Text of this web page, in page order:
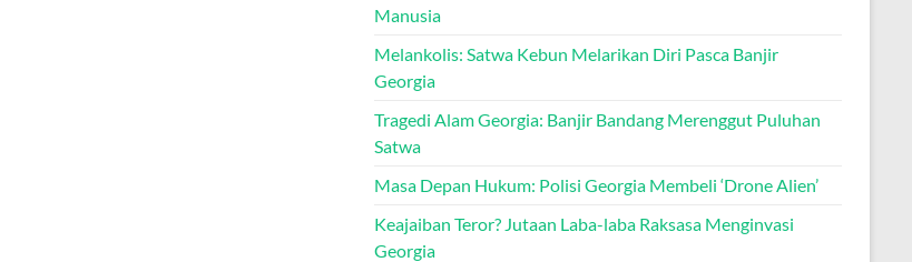
Manusia
Melankolis: Satwa Kebun Melarikan Diri Pasca Banjir
Georgia
Tragedi Alam Georgia: Banjir Bandang Merenggut Puluhan
Satwa
Masa Depan Hukum: Polisi Georgia Membeli ‘Drone Alien’
Keajaiban Teror? Jutaan Laba-laba Raksasa Menginvasi
Georgia